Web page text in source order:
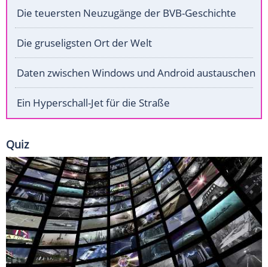
Die teuersten Neuzugänge der BVB-Geschichte
Die gruseligsten Ort der Welt
Daten zwischen Windows und Android austauschen
Ein Hyperschall-Jet für die Straße
Quiz